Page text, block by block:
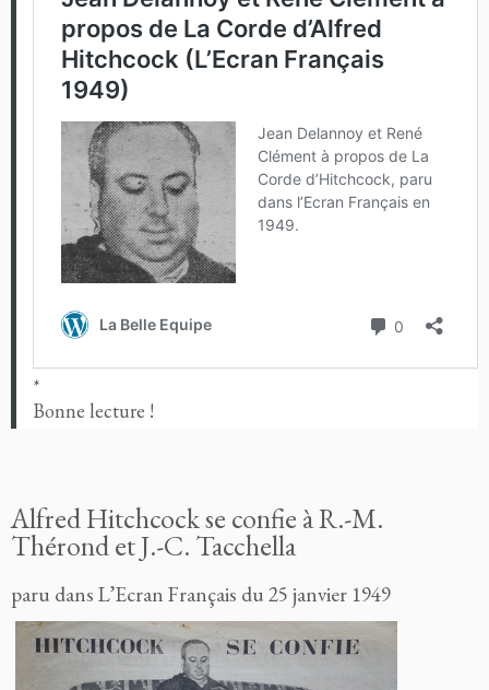
*
Bonne lecture !
Alfred Hitchcock se confie à R.-M.
Thérond et J.-C. Tacchella
paru dans L’Ecran Français du 25 janvier 1949